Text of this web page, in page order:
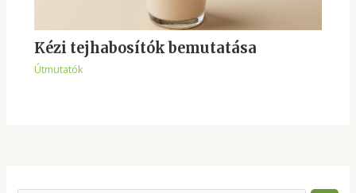
Kézi tejhabosítók bemutatása
Útmutatók